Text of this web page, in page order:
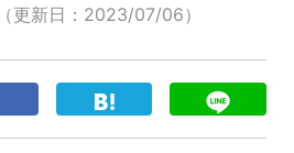
（更新日： 2023/07/06）